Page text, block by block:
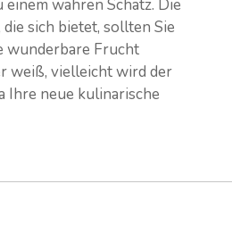
wahren Schatz. Die
sich bietet, sollten Sie
wunderbare Frucht
weiß, vielleicht wird der
Ihre neue kulinarische